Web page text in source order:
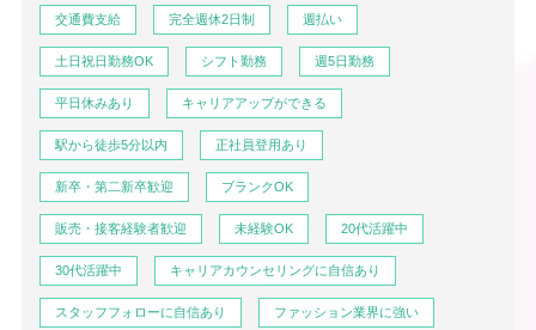
交通費支給 完全週休2日制 週払い
土日祝日勤務OK シフト勤務 週5日勤務
平日休みあり キャリアアップができる
駅から徒歩5分以内 正社員登用あり
新卒・第二新卒歓迎 ブランクOK
販売・接客経験者歓迎 未経験OK 20代活躍中
30代活躍中 キャリアカウンセリングに自信あり
スタッフフォローに自信あり ファッション業界に強い